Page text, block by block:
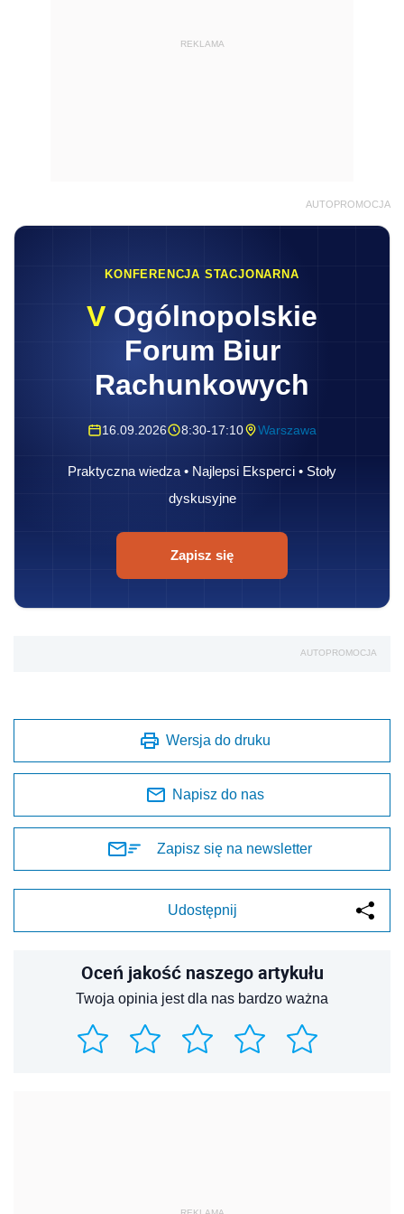
REKLAMA
AUTOPROMOCJA
KONFERENCJA STACJONARNA
V Ogólnopolskie
Forum Biur
Rachunkowych
16.09.2026 8:30-17:10 Warszawa
Praktyczna wiedza • Najlepsi Eksperci • Stoły
dyskusyjne
Zapisz się
AUTOPROMOCJA
Wersja do druku
Napisz do nas
Zapisz się na newsletter
Udostępnij
Oceń jakość naszego artykułu
Twoja opinia jest dla nas bardzo ważna